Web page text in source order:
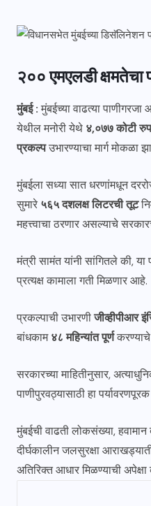
२०० एमएलडी क्षमतेचा
मुंबई :मुंबईच्या वाढत्या
येथील मनोरी येथे ४,०७७ कोटी
प्रकल्पउभारण्याचा मार्ग मोकळा
मुंबईला सध्या सात धरणांमधून
सुमारे ५६५ दशलक्ष लिटरची तूट
महत्त्वाचा ठरणार असल्याचे
मंत्री सामंत यांनी सांगितले की,
प्रत्यक्ष कामाला गती मिळणार आहे.
प्रकल्पाची उभारणीजीव्हीपीआर
बांधकाम४८ महिन्यांत पूर्ण
सरकारच्या माहितीनुसार,
पाणीपुरवठ्यासाठी हा
मुंबईची वाढती लोकसंख्या, हवामान
दीर्घकालीन जलसुरक्षा
अतिरिक्त आधार मिळण्याची